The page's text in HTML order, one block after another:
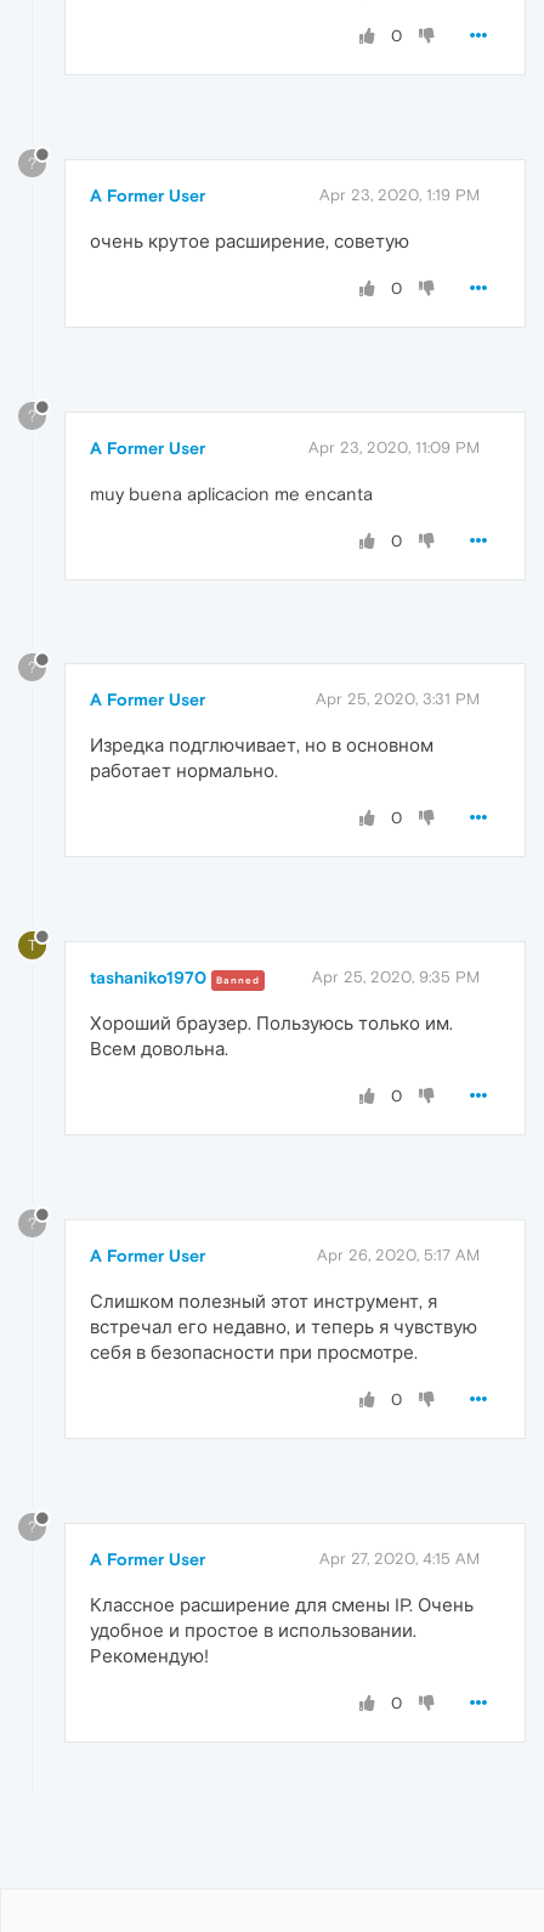
0
?
A Former User Apr 23, 2020, 1:19 PM
очень крутое расширение, советую
0
?
A Former User Apr 23, 2020, 11:09 PM
muy buena aplicacion me encanta
0
?
A Former User Apr 25, 2020, 3:31 PM
Изредка подглючивает, но в основном
работает нормально.
0
T
tashaniko1970 Banned Apr 25, 2020, 9:35 PM
Хороший браузер. Пользуюсь только им.
Всем довольна.
0
?
A Former User Apr 26, 2020, 5:17 AM
Слишком полезный этот инструмент, я
встречал его недавно, и теперь я чувствую
себя в безопасности при просмотре.
0
?
A Former User Apr 27, 2020, 4:15 AM
Классное расширение для смены IP. Очень
удобное и простое в использовании.
Рекомендую!
0